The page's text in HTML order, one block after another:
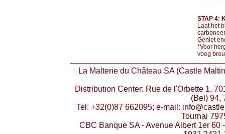
STAP 4:
Laat het
Geniet
*Voor
voeg
La Malterie du Château SA (Castle
Distribution Center: Rue de l'Orbette 1,
(Bel) 94,
Tel: +32(0)87 662095; e-mail:
Tournai
CBC Banque SA - Avenue Albert 1er 60